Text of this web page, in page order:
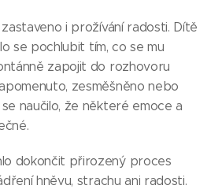
i prožívání radosti. Dítě
se pochlubit tím, co se mu
zapojit do rozhovoru
zesměšněno nebo
naučilo, že některé emoce a
dokončit přirozený proces
hněvu, strachu ani radosti.